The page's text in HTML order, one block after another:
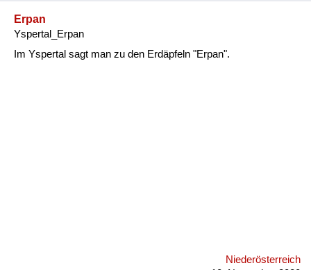
Erpan
Yspertal_Erpan
Im Yspertal sagt man zu den Erdäpfeln "Erpan".
Niederösterreich